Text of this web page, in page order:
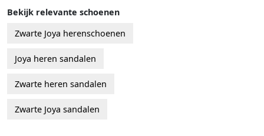
Bekijk relevante schoenen
Zwarte Joya herenschoenen
Joya heren sandalen
Zwarte heren sandalen
Zwarte Joya sandalen